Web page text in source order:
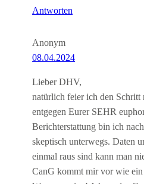
Antworten
Anonym
08.04.2024
Lieber DHV,
natürlich feier ich den Schritt
entgegen Eurer SEHR
Berichterstattung bin ich
skeptisch unterwegs. Daten
einmal raus sind kann man
CanG kommt mir vor wie ein